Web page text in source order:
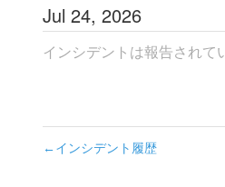
Jul 24, 2026
インシデントは報告されて
←インシデント履歴